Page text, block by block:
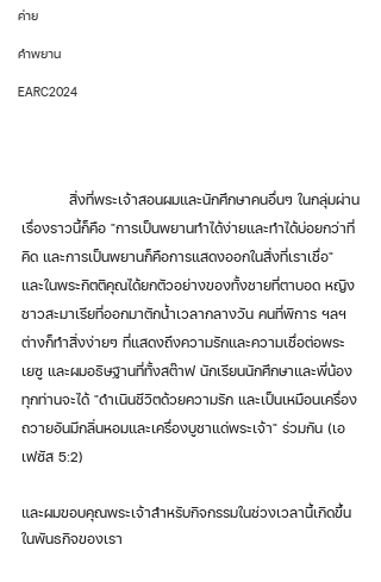
ค่าย
คำพยาน
EARC2024
เรื่องราวนี้ก็คือ "การเป็นพยานทำได้ง่ายและทำได้บ่อยกว่าที่
คิด และการเป็นพยานก็คือการแสดงออกในสิ่งที่เราเชื่อ"
และในพระกิตติคุณ​ได้ยกตัวอย่างของทั้งชายที่ตาบอด หญิง
ชาวสะมาเรียที่ออกมาตักน้ำเวลากลางวัน คนที่พิการ ฯลฯ
ต่างก็ทำสิ่งง่ายๆ ที่แสดงถึงความรักและความเชื่อต่อพระ
เยซู และผมอธิษฐานที่ทั้งสต๊าฟ นักเรียนนักศึกษาและพี่น้อง
ทุกท่านจะได้ "ดำเนินชีวิตด้วยความรัก และเป็นเหมือนเครื่อง
ถวายอันมีกลิ่นหอมและเครื่องบูชาแด่พระเจ้า" ร่วมกัน (เอ
เฟซัส 5:2)
และผมขอบคุณพระเจ้าสำหรับกิจกรรมในช่วงเวลานี้เกิดขึ้น
ในพันธกิจของเรา